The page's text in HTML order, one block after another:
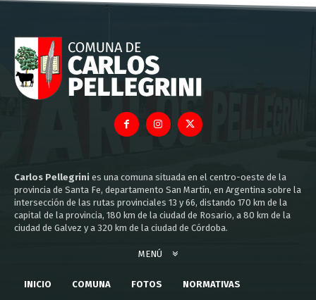
Carlos Pellegrini es una comuna situada en el centro-oeste de la
provincia de Santa Fe, departamento San Martín, en Argentina sobre la
intersección de las rutas provinciales 13 y 66, distando 170 km de la
capital de la provincia, 180 km de la ciudad de Rosario, a 80 km de la
ciudad de Galvez y a 320 km de la ciudad de Córdoba.
MENÚ
INICIO COMUNA FOTOS NORMATIVAS